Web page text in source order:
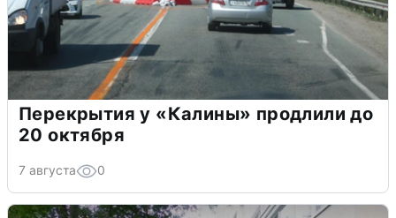
Перекрытия у «Калины» продлили до
20 октября
7 августа 0